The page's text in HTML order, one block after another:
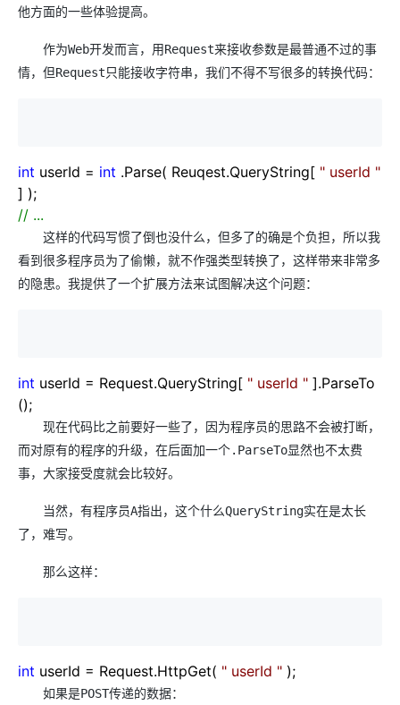
他方面的一些体验提高。
作为Web开发而言，用Request来接收参数是最普通不过的事
情，但Request只能接收字符串，我们不得不写很多的转换代码：
int userId = int .Parse( Reuqest.QueryString[ " userId "
] );
// ...
这样的代码写惯了倒也没什么，但多了的确是个负担，所以我
看到很多程序员为了偷懒，就不作强类型转换了，这样带来非常多
的隐患。我提供了一个扩展方法来试图解决这个问题：
int userId = Request.QueryString[ " userId " ].ParseTo
();
现在代码比之前要好一些了，因为程序员的思路不会被打断，
而对原有的程序的升级，在后面加一个.ParseTo显然也不太费
事，大家接受度就会比较好。
当然，有程序员A指出，这个什么QueryString实在是太长
了，难写。
那么这样：
int userId = Request.HttpGet( " userId " );
如果是POST传递的数据：